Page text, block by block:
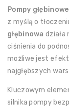
Pompy głębinowe
z myślą o
głębinowa działa
ciśnienia do
możliwe jest
najgłębszych
Kluczowym
silnika pompy